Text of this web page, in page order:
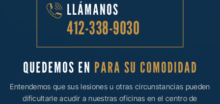
LLÁMANOS
412-338-9030
QUEDEMOS EN PARA SU COMODIDAD
Entendemos que sus lesiones u otras circunstancias pueden
dificultarle acudir a nuestras oficinas en el centro de